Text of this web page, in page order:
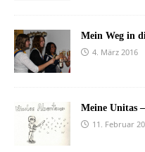
Mein Weg in
4. März 2016
Meine Unitas
11. Februar